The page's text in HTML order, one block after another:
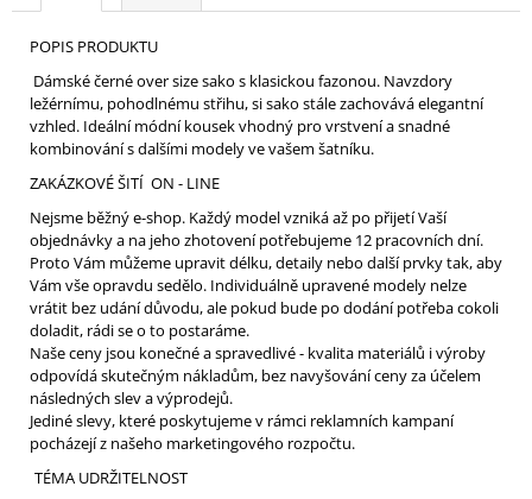
POPIS PRODUKTU
Dámské černé over size sako s klasickou fazonou. Navzdory
ležérnímu, pohodlnému střihu, si sako stále zachovává elegantní
vzhled. Ideální módní kousek vhodný pro vrstvení a snadné
kombinování s dalšími modely ve vašem šatníku.
ZAKÁZKOVÉ ŠITÍ ON - LINE
Nejsme běžný e-shop. Každý model vzniká až po přijetí Vaší
objednávky a na jeho zhotovení potřebujeme 12 pracovních dní.
Proto Vám můžeme upravit délku, detaily nebo další prvky tak, aby
Vám vše opravdu sedělo. Individuálně upravené modely nelze
vrátit bez udání důvodu, ale pokud bude po dodání potřeba cokoli
doladit, rádi se o to postaráme.
Naše ceny jsou konečné a spravedlivé - kvalita materiálů i výroby
odpovídá skutečným nákladům, bez navyšování ceny za účelem
následných slev a výprodejů.
Jediné slevy, které poskytujeme v rámci reklamních kampaní
pocházejí z našeho marketingového rozpočtu.
TÉMA UDRŽITELNOST